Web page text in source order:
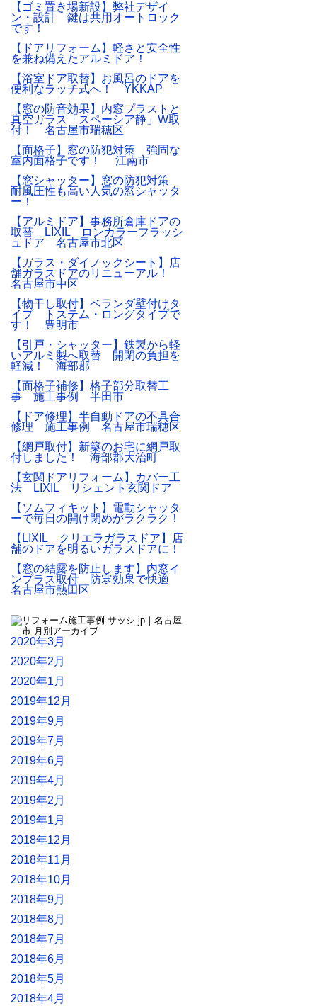
【ゴミ置き場新設】弊社デザイ
ン・設計 鍵は共用オートロック
です！
【ドアリフォーム】軽さと安全性
を兼ね備えたアルミドア！
【浴室ドア取替】お風呂のドアを
便利なラッチ式へ！ YKKAP
【窓の防音効果】内窓プラストと
真空ガラス「スペーシア静」W取
付！ 名古屋市瑞穂区
【面格子】窓の防犯対策 強固な
室内面格子です！ 江南市
【窓シャッター】窓の防犯対策
耐風圧性も高い人気の窓シャッタ
ー！
【アルミドア】事務所倉庫ドアの
取替 LIXIL ロンカラーフラッシ
ュドア 名古屋市北区
【ガラス・ダイノックシート】店
舗ガラスドアのリニューアル！
名古屋市中区
【物干し取付】ベランダ壁付けタ
イプ トステム・ロングタイプで
す！ 豊明市
【引戸・シャッター】鉄製から軽
いアルミ製へ取替 開閉の負担を
軽減！ 海部郡
【面格子補修】格子部分取替工
事 施工事例 半田市
【ドア修理】半自動ドアの不具合
修理 施工事例 名古屋市瑞穂区
【網戸取付】新築のお宅に網戸取
付しました！ 海部郡大治町
【玄関ドアリフォーム】カバー工
法 LIXIL リシェント玄関ドア
【ソムフィキット】電動シャッタ
ーで毎日の開け閉めがラクラク！
【LIXIL クリエラガラスドア】店
舗のドアを明るいガラスドアに！
【窓の結露を防止します】内窓イ
ンプラス取付 防寒効果で快適
名古屋市熱田区
2020年3月
2020年2月
2020年1月
2019年12月
2019年9月
2019年7月
2019年6月
2019年4月
2019年2月
2019年1月
2018年12月
2018年11月
2018年10月
2018年9月
2018年8月
2018年7月
2018年6月
2018年5月
2018年4月